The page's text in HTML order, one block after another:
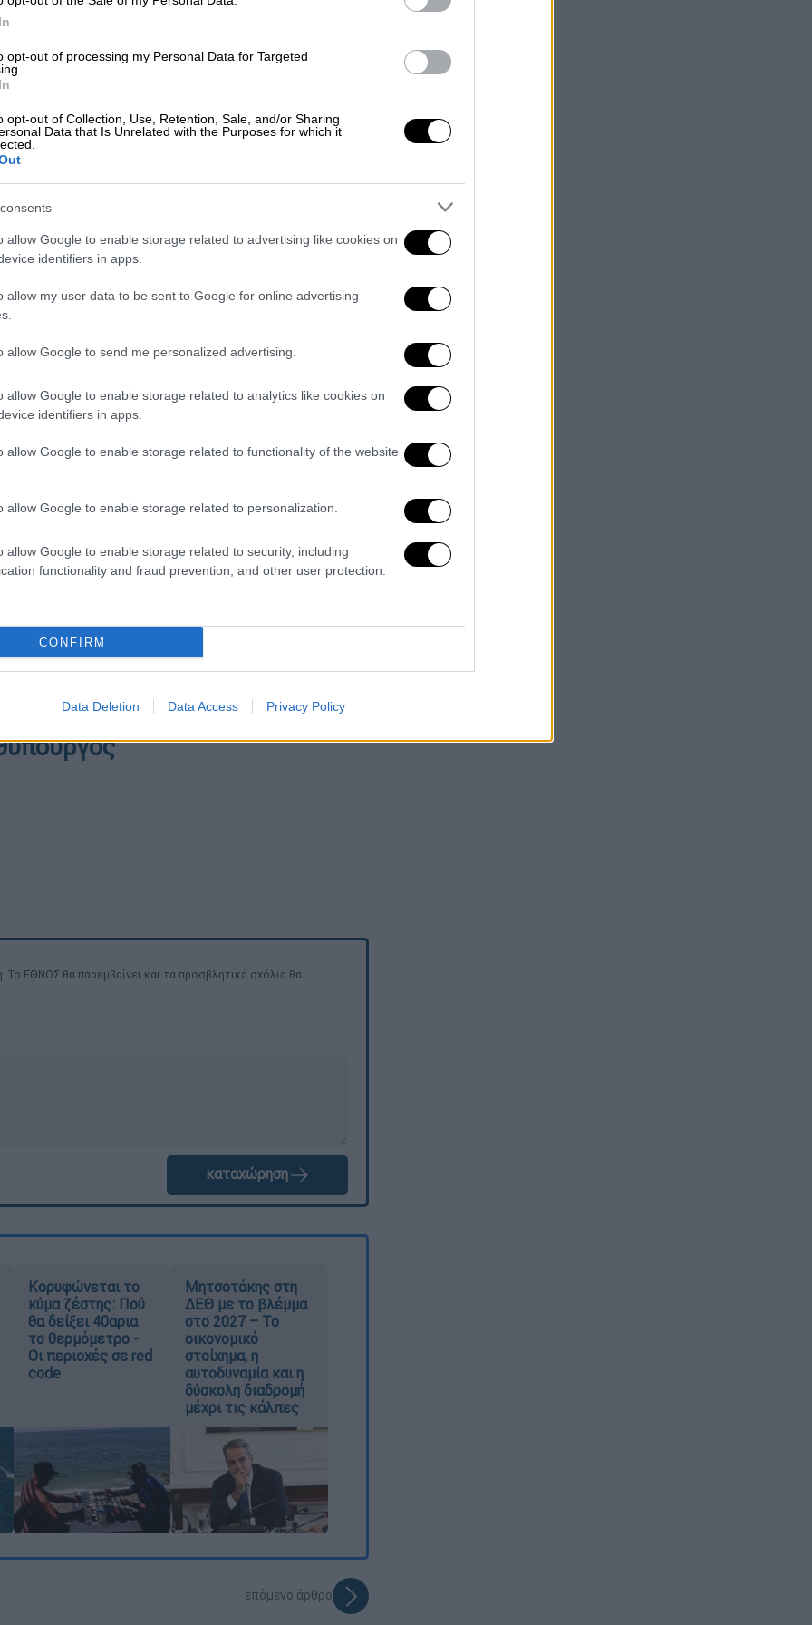
opt-out of processing my Personal Data for Targeted
opt-out of Collection, Use, Retention, Sale, and/or Sharing
Data that Is Unrelated with the Purposes for which it
allow Google to enable storage related to advertising like cookies on
identifiers in apps.
allow my user data to be sent to Google for online advertising
allow Google to send me personalized advertising.
allow Google to enable storage related to analytics like cookies on
identifiers in apps.
allow Google to enable storage related to functionality of the website
allow Google to enable storage related to personalization.
allow Google to enable storage related to security, including
functionality and fraud prevention, and other user protection.
CONFIRM
Data Deletion Data Access Privacy Policy
επόμενες εκλογές, το 27,5% θα ήθελε
πρωθυπουργό τον
και Καρυστιανού
(64,9%), τη Νέα Αριστερά (33,3%), το
(9,1%). Η Ελπίδα για τη Δημοκρατία
ψήφους της από τη Νίκη (25,7%), την
(13,2%) και την Πλεύση Ελευθερίας
ΕΘΝΟΣ θα παρεμβαίνει και τα προσβλητικά σχόλια θα
καταχώρηση
Κορυφώνεται το
κύμα ζέστης: Πού
θα δείξει 40αρια
το θερμόμετρο -
Οι περιοχές σε red
code
Μητσοτάκης στη
ΔΕΘ με το βλέμμα
στο 2027 – Το
οικονομικό
στοίχημα, η
αυτοδυναμία και η
δύσκολη διαδρομή
μέχρι τις κάλπες
επόμενο άρθρο